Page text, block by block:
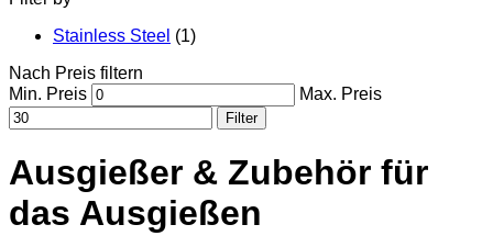
Stainless Steel (1)
Nach Preis filtern
Min. Preis
Max. Preis
Filter
Ausgießer & Zubehör für
das Ausgießen